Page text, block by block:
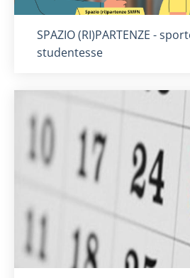
Titolo card:
SPAZIO (RI)PARTENZE -
studentesse